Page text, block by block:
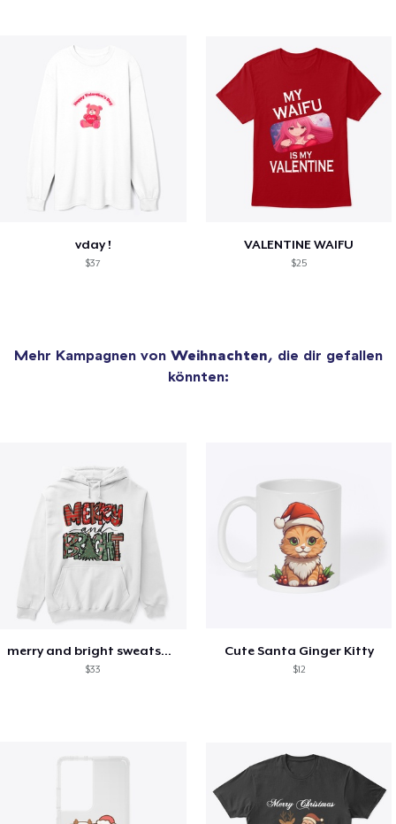
vday !
$37
VALENTINE WAIFU
$25
Mehr Kampagnen von Weihnachten, die dir gefallen
könnten:
merry and bright sweatshirt christmas
$33
Cute Santa Ginger Kitty
$12